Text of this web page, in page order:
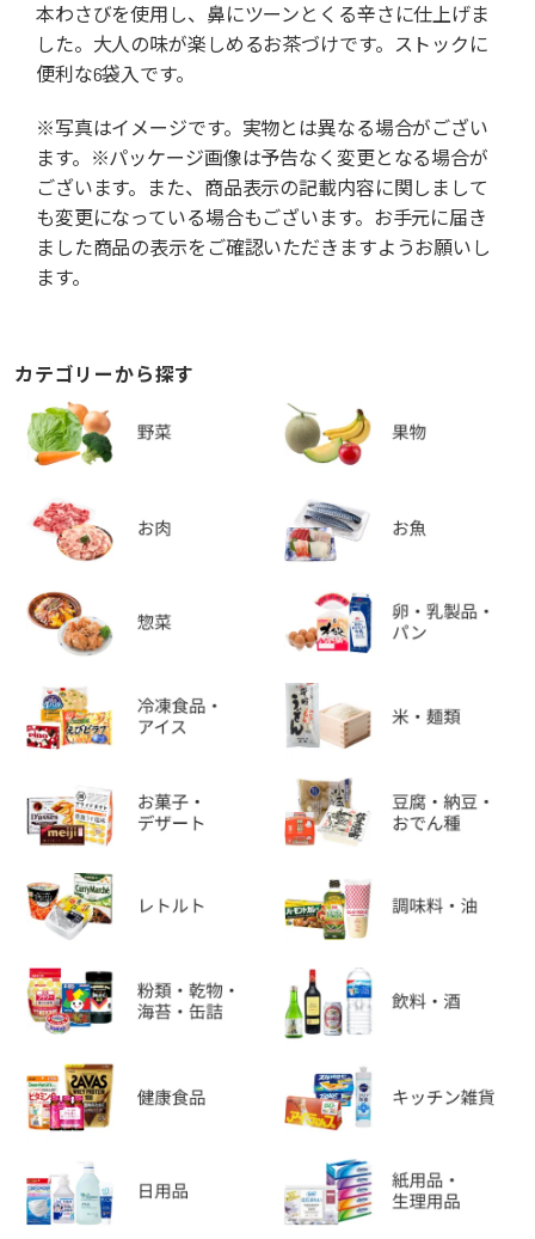
本わさびを使用し、鼻にツーンとくる辛さに仕上げま
した。大人の味が楽しめるお茶づけです。ストックに
便利な6袋入です。
※写真はイメージです。実物とは異なる場合がござい
ます。※パッケージ画像は予告なく変更となる場合が
ございます。また、商品表示の記載内容に関しまして
も変更になっている場合もございます。お手元に届き
ました商品の表示をご確認いただきますようお願いし
ます。
カテゴリーから探す